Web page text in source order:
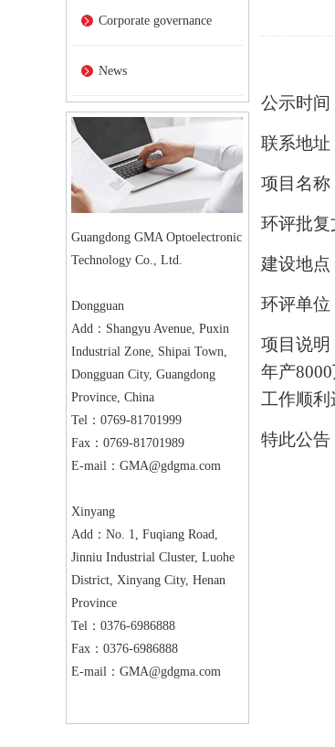
Corporate governance
News
Guangdong GMA Optoelectronic
Technology Co., Ltd.
Dongguan
Add：Shangyu Avenue, Puxin
Industrial Zone, Shipai Town,
Dongguan City, Guangdong
Province, China
Tel：0769-81701999
Fax：0769-81701989
E-mail：GMA@gdgma.com
Xinyang
Add：No. 1, Fuqiang Road,
Jinniu Industrial Cluster, Luohe
District, Xinyang City, Henan
Province
Tel：0376-6986888
Fax：0376-6986888
E-mail：GMA@gdgma.com
公示时间
联系地址
项目名称
环评批复
建设地点
环评单位
项目说
年产8000
工作顺
特此公告